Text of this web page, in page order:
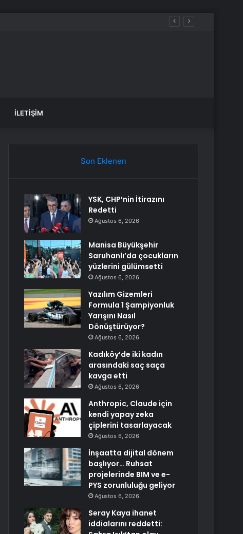
İLETIŞIM
Son Eklenen
YSK, CHP’nin İtirazını
Redetti
Ağustos 6, 2026
Manisa Büyükşehir
Saruhanlı’da çocukların
yüzlerini gülümsetti
Ağustos 6, 2026
Yazılım Gizemleri
Formula 1 Şampiyonluk
Yarışını Nasıl
Dönüştürüyor?
Ağustos 6, 2026
Kadıköy’de iki kadın
arasındaki saç saça
kavga etti
Ağustos 6, 2026
Anthropic, Claude için
kendi yapay zeka
çiplerini tasarlayacak
Ağustos 6, 2026
İnşaatta dijital dönem
başlıyor… Ruhsat
projelerinde BIM ve e-
PYS zorunluluğu geliyor
Ağustos 6, 2026
Seray Kaya ihanet
iddialarını reddetti: